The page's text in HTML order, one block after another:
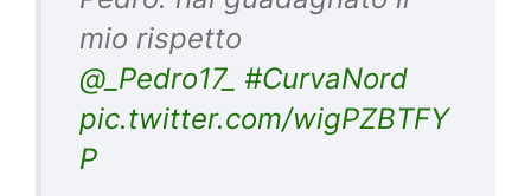
mio rispetto
@_Pedro17_ #CurvaNord
pic.twitter.com/wigPZBTFY
P